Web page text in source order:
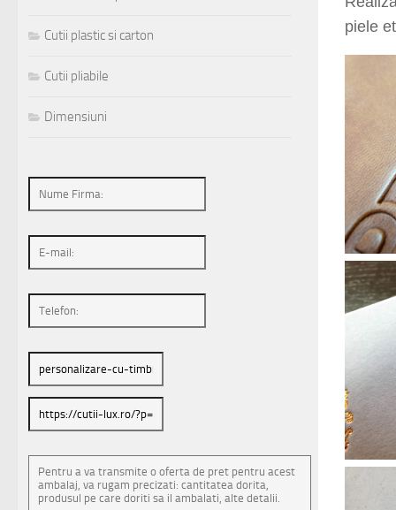
piele
Cutii plastic si carton
Cutii pliabile
Dimensiuni